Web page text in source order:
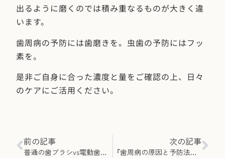
出るように磨くのでは積み重なるものが大きく違
います。
歯周病の予防には歯磨きを。虫歯の予防にはフッ
素を。
是非ご自身に合った濃度と量をご確認の上、日々
のケアにご活用ください。
前の記事
普通の歯ブラシvs電動歯ブラシ〜 あなたはどっち派！？〜
次の記事
『歯周病の原因と予防法』〜健康な歯を守るために必要なケアとは〜